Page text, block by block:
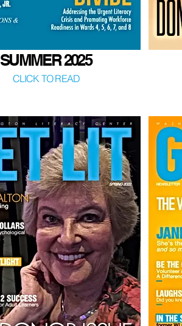
SUMMER 2025
CLICK TO READ